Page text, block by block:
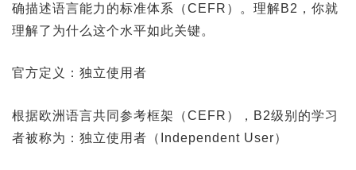
确描述语言能力的标准体系（CEFR）。理解B2，你就
理解了为什么这个水平如此关键。
官方定义：独立使用者
根据欧洲语言共同参考框架（CEFR），B2级别的学习
者被称为：独立使用者（Independent User）